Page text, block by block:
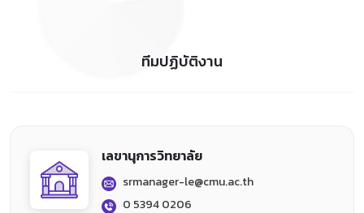
ทีมปฏิบัติงาน
เลขานุการวิทยาลัย
srmanager-le@cmu.ac.th
0 5394 0206